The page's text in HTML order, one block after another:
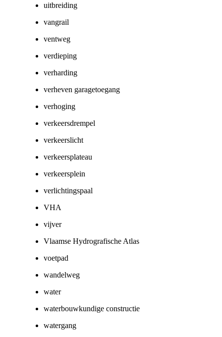
uitbreiding
vangrail
ventweg
verdieping
verharding
verheven garagetoegang
verhoging
verkeersdrempel
verkeerslicht
verkeersplateau
verkeersplein
verlichtingspaal
VHA
vijver
Vlaamse Hydrografische Atlas
voetpad
wandelweg
water
waterbouwkundige constructie
watergang